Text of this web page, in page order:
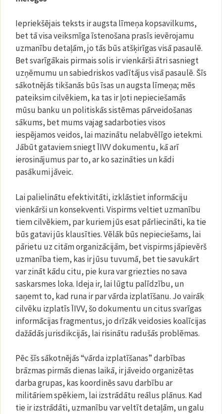
Iepriekšējais teksts ir augsta līmeņa kopsavilkums,
bet tā visa veiksmīga īstenošana prasīs ievērojamu
uzmanību detaļām, jo tās būs atšķirīgas visā pasaulē.
Bet svarīgākais pirmais solis ir vienkārši ātri sasniegt
uzņēmumu un sabiedriskos vadītājus visā pasaulē. Šīs
sākotnējās tikšanās būs īsas un augsta līmeņa; mēs
pateiksim cilvēkiem, ka tas ir ļoti nepieciešamās
mūsu banku un politiskās sistēmas pārveidošanas
sākums, bet mums vajag sadarboties visos
iespējamos veidos, lai mazinātu nelabvēlīgo ietekmi.
Jābūt gataviem sniegt ĪIVV dokumentu, kā arī
ierosinājumus par to, ar ko sazināties un kādi
pasākumi jāveic.
Lai palielinātu efektivitāti, izklāstiet informāciju
vienkārši un konsekventi. Vispirms veltiet uzmanību
tiem cilvēkiem, par kuriem jūs esat pārliecināti, ka tie
būs gatavi jūs klausīties. Vēlāk būs nepieciešams, lai
pārietu uz citām organizācijām, bet vispirms jāpievērš
uzmanība tiem, kas ir jūsu tuvumā, bet tie savukārt
var zināt kādu citu, pie kura var griezties no sava
saskarsmes loka. Ideja ir, lai lūgtu palīdzību, un
saņemt to, kad runa ir par vārda izplatīšanu. Jo vairāk
cilvēku izplatīs ĪIVV, šo dokumentu un citus svarīgas
informācijas fragmentus, jo drīzāk veidosies koalīcijas
dažādās jurisdikcijās, lai risinātu radušās problēmas.
Pēc šīs sākotnējās “vārda izplatīšanas” darbības
brāzmas pirmās dienas laikā, ir jāveido organizētas
darba grupas, kas koordinēs savu darbību ar
militāriem spēkiem, lai izstrādātu reālus plānus. Kad
tie ir izstrādāti, uzmanību var veltīt detaļām, un galu